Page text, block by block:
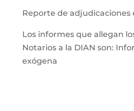
Reporte de adjudicaciones
Los informes que allegan
Notarios a la DIAN son:
exógena